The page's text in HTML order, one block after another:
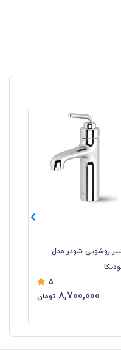
روشویی شودر مدل
5
8,700,000 تومان